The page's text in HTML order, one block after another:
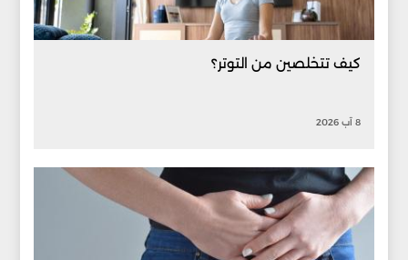
كيف تتخلصين من التوتر؟
8 آب 2026